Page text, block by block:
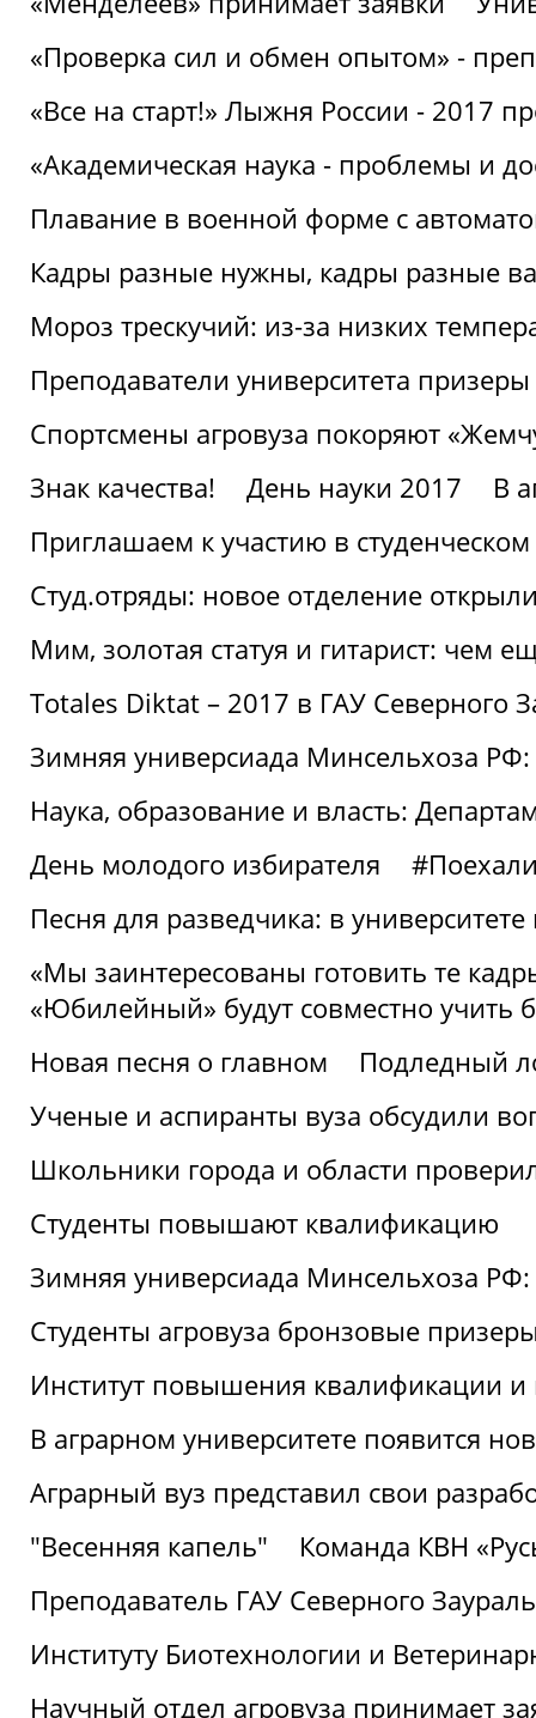
«Проверка сил и обмен опытом» -
«Все на старт!» Лыжня России - 2017
«Академическая наука - проблемы и
Плавание в военной форме с
Кадры разные нужны, кадры разные
Мороз трескучий: из-за низких
Преподаватели университета
Спортсмены агровуза покоряют
Знак качества!
День науки 2017
В
Приглашаем к участию в
Студ.отряды: новое отделение
Мим, золотая статуя и гитарист: чем
Totales Diktat – 2017 в ГАУ Северного
Зимняя универсиада Минсельхоза
Наука, образование и власть:
День молодого избирателя
Песня для разведчика: в
«Мы заинтересованы готовить те
«Юбилейный» будут совместно учить
Новая песня о главном
Подледный
Ученые и аспиранты вуза обсудили
Школьники города и области
Студенты повышают квалификацию
Зимняя универсиада Минсельхоза
Студенты агровуза бронзовые
Институт повышения квалификации и
В аграрном университете появится
Аграрный вуз представил свои
"Весенняя капель"
Команда КВН
Преподаватель ГАУ Северного
Институту Биотехнологии и
Научный отдел агровуза принимает